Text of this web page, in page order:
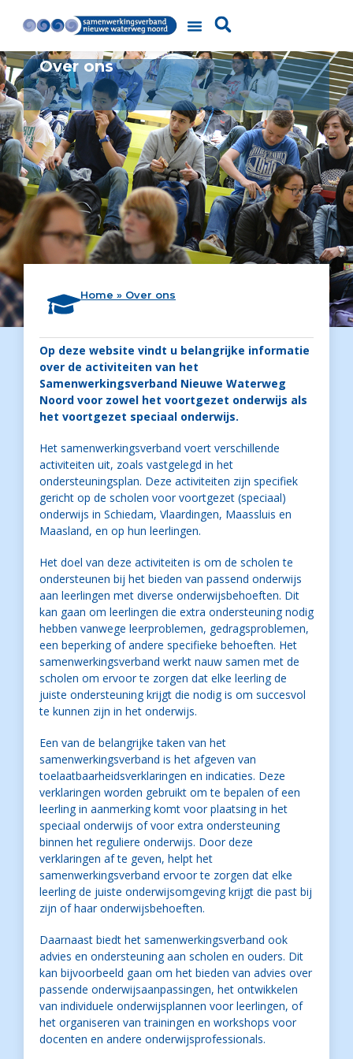
Over ons
Home » Over ons
Op deze website vindt u belangrijke informatie
over de activiteiten van het
Samenwerkingsverband Nieuwe Waterweg
Noord voor zowel het voortgezet onderwijs als
het voortgezet speciaal onderwijs.
Het samenwerkingsverband voert verschillende
activiteiten uit, zoals vastgelegd in het
ondersteuningsplan. Deze activiteiten zijn specifiek
gericht op de scholen voor voortgezet (speciaal)
onderwijs in Schiedam, Vlaardingen, Maassluis en
Maasland, en op hun leerlingen.
Het doel van deze activiteiten is om de scholen te
ondersteunen bij het bieden van passend onderwijs
aan leerlingen met diverse onderwijsbehoeften. Dit
kan gaan om leerlingen die extra ondersteuning nodig
hebben vanwege leerproblemen, gedragsproblemen,
een beperking of andere specifieke behoeften. Het
samenwerkingsverband werkt nauw samen met de
scholen om ervoor te zorgen dat elke leerling de
juiste ondersteuning krijgt die nodig is om succesvol
te kunnen zijn in het onderwijs.
Een van de belangrijke taken van het
samenwerkingsverband is het afgeven van
toelaatbaarheidsverklaringen en indicaties. Deze
verklaringen worden gebruikt om te bepalen of een
leerling in aanmerking komt voor plaatsing in het
speciaal onderwijs of voor extra ondersteuning
binnen het reguliere onderwijs. Door deze
verklaringen af te geven, helpt het
samenwerkingsverband ervoor te zorgen dat elke
leerling de juiste onderwijsomgeving krijgt die past bij
zijn of haar onderwijsbehoeften.
Daarnaast biedt het samenwerkingsverband ook
advies en ondersteuning aan scholen en ouders. Dit
kan bijvoorbeeld gaan om het bieden van advies over
passende onderwijsaanpassingen, het ontwikkelen
van individuele onderwijsplannen voor leerlingen, of
het organiseren van trainingen en workshops voor
docenten en andere onderwijsprofessionals.